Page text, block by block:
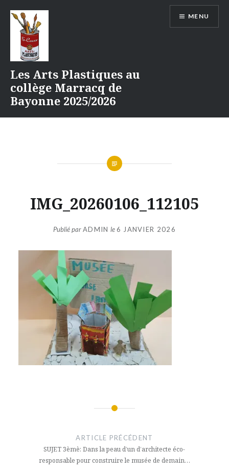
contenu
Les Arts Plastiques au
collège Marracq de
Bayonne 2025/2026
MENU
IMG_20260106_112105
Publié parADMIN le6 JANVIER 2026
l’article
ARTICLE PRÉCÉDENT
SUJET 3èmè: Dans la peau d’un d’architecte éco-
responsable pour construire le musée de demain…